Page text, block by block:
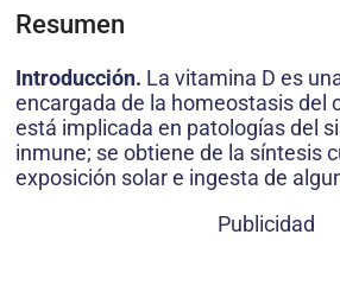
Resumen
Introducción. La vitamina D es
encargada de la homeostasis del
está implicada en patologías del
inmune; se obtiene de la síntesis
exposición solar e ingesta de
Publicidad